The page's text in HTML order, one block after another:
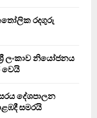
රදගුරු
ලංකාව නියෝජනය
වෙයි
දේශපාලන
සමරයි